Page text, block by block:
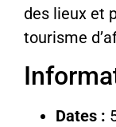
des lieux et
tourisme
Dates :